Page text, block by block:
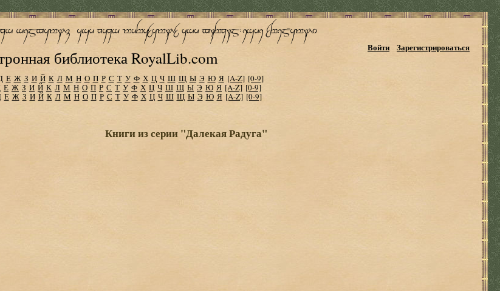
библиотека RoyalLib.com
Войти Зарегистрироваться
Е Ж З И Й К Л М Н О П Р С Т У Ф Х Ц Ч Ш Щ Ы Э Ю Я [A-Z] [0-9]
Е Ж З И Й К Л М Н О П Р С Т У Ф Х Ц Ч Ш Щ Ы Э Ю Я [A-Z] [0-9]
Е Ж З И Й К Л М Н О П Р С Т У Ф Х Ц Ч Ш Щ Ы Э Ю Я [A-Z] [0-9]
Книги из серии "Далекая Радуга"